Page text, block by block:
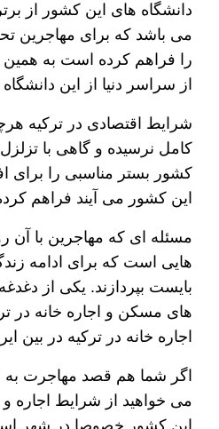
دانشگاه های این کشور از
می باشد که برای مهاجرین
را فراهم کرده است به همین
از سراسر دنیا از این
شرایط اقتصادی در ترکیه
کامل نرسیده و گاهی با
کشور بستر مناسبی را برای
این کشور می آیند فراهم
مسئله ای که مهاجرین با آن
هایی است که برای ادامه
بایست بپردازند. یکی از
های مسکن و اجاره خانه در
اجاره خانه در ترکیه در بین
اگر شما هم قصد مهاجرت به
می خواهید از شرایط اجاره